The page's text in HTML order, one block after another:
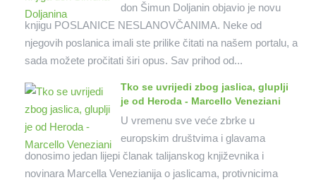
don Šimun Doljanin objavio je novu
knjigu POSLANICE NESLANOVČANIMA. Neke od
njegovih poslanica imali ste prilike čitati na našem portalu, a
sada možete pročitati širi opus. Sav prihod od...
Tko se uvrijedi zbog jaslica, gluplji
je od Heroda - Marcello Veneziani
U vremenu sve veće zbrke u
europskim društvima i glavama
donosimo jedan lijepi članak talijanskog književnika i
novinara Marcella Venezianija o jaslicama, protivnicima